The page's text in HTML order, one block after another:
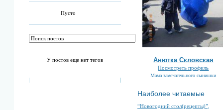
Пусто
У постов еще нет тегов Анютка Скловская
Посмотреть профиль
Мама замечательного сынишки
Наиболее читаемые
“Новогодний стол(рецепты)”,